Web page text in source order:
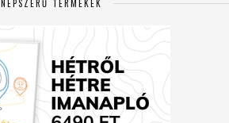
NÉPSZERŰ TERMÉKEK